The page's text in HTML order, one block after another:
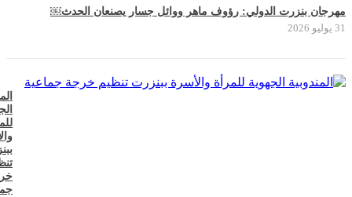
مهرجان بنزرت الدولي: رؤوف ماهر ووائل جسار يصنعان الحدث￼
31 يوليو 2026